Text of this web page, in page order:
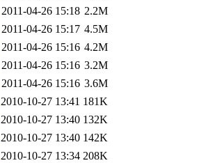
2011-04-26 15:18 2.2M
2011-04-26 15:17 4.5M
2011-04-26 15:16 4.2M
2011-04-26 15:16 3.2M
2011-04-26 15:16 3.6M
2010-10-27 13:41 181K
2010-10-27 13:40 132K
2010-10-27 13:40 142K
2010-10-27 13:34 208K